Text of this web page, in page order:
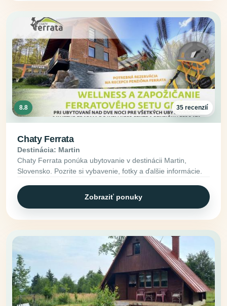
8.8 35 recenzií
Chaty Ferrata
Destinácia: Martin
Chaty Ferrata ponúka ubytovanie v destinácii Martin,
Slovensko. Pozrite si vybavenie, fotky a ďalšie informácie.
Zobraziť ponuky